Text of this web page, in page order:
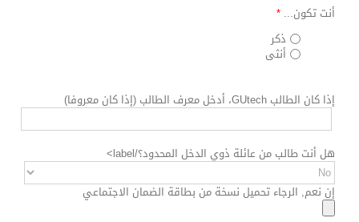
أنت تكون... *
ذكر
أنثى
إذا كان الطالب GUtech، أدخل معرف الطالب (إذا كان معروفا)
هل أنت طالب من عائلة ذوي الدخل المحدود؟/label>
إن نعم, الرجاء تحميل نسخة من بطاقة الضمان الاجتماعي